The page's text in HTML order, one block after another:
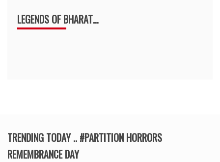
LEGENDS OF BHARAT…
TRENDING TODAY .. #PARTITION HORRORS
REMEMBRANCE DAY